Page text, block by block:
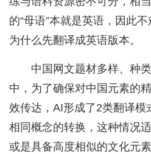
的“母语”本就是英语，因此
为什么先翻译成英语版本。
中国网文题材多样、种
中，为了确保对中国元素的
效传达，AI形成了2类翻译模
相同概念的转换，这种情况
或是具备高度相似的文化元